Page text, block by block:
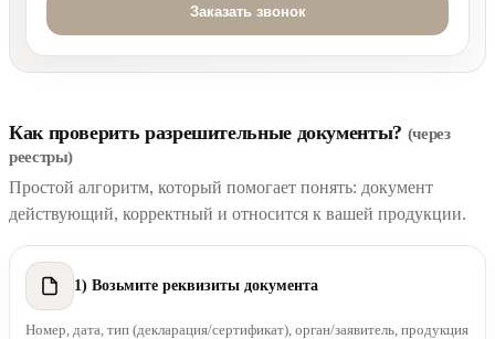
Как проверить разрешительные документы? (через
реестры)
Простой алгоритм, который помогает понять: документ
действующий, корректный и относится к вашей продукции.
1) Возьмите реквизиты документа
Номер, дата, тип (декларация/сертификат), орган/заявитель, продукция